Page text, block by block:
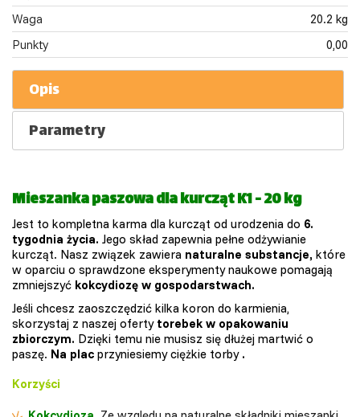
Waga
20.2 kg
Punkty
0,00
Opis
Parametry
Mieszanka paszowa dla kurcząt K1 - 20 kg
Jest to kompletna karma dla kurcząt od urodzenia do 6.
tygodnia życia. Jego skład zapewnia pełne odżywianie
kurcząt. Nasz związek zawiera naturalne substancje, które
w oparciu o sprawdzone eksperymenty naukowe pomagają
zmniejszyć kokcydiozę w gospodarstwach.
Jeśli chcesz zaoszczędzić kilka koron do karmienia,
skorzystaj z naszej oferty torebek w opakowaniu
zbiorczym. Dzięki temu nie musisz się dłużej martwić o
paszę. Na plac przyniesiemy ciężkie torby .
Korzyści